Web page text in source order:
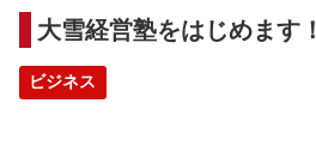
大雪経営塾をはじめます！
ビジネス